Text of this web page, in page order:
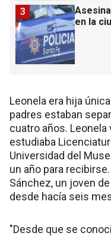
en la
3
Leonela era hija
padres estaban
cuatro años.
estudiaba
Universidad del
un año para
Sánchez, un joven
desde hacía seis
"Desde que se